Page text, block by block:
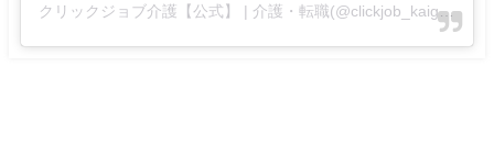
クリックジョブ介護【公式】 | 介護・転職(@clickjob_kaigo_official)がシェアした投稿